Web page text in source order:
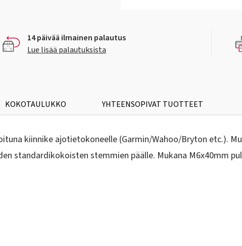
14 päivää ilmainen palautus
Lue lisää palautuksista
KOKOTAULUKKO YHTEENSOPIVAT TUOTTEET
kiinnike ajotietokoneelle (Garmin/Wahoo/Bryton etc.).
standardikokoisten stemmien päälle. Mukana M6x40mm